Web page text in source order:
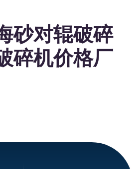
砂对辊破碎
碎机价格厂